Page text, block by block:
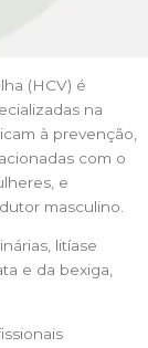
(HCV) é
na
à prevenção,
com o
e
masculino.
litíase
e da bexiga,